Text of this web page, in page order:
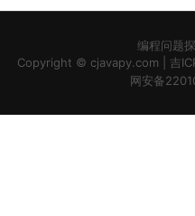
编程问题
Copyright © cjavapy.com 吉
网安备